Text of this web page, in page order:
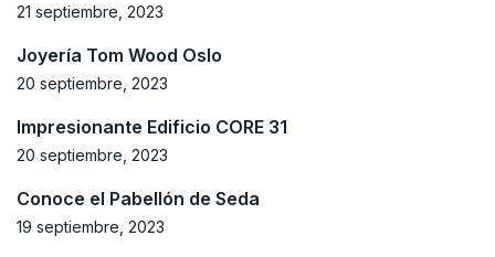
21 septiembre, 2023
Joyería Tom Wood Oslo
20 septiembre, 2023
Impresionante Edificio CORE 31
20 septiembre, 2023
Conoce el Pabellón de Seda
19 septiembre, 2023